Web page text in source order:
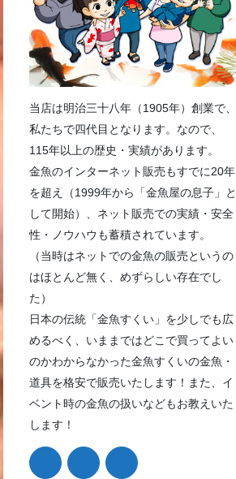
当店は明治三十八年（1905年）創業で、
私たちで四代目となります。なので、
115年以上の歴史・実績があります。
金魚のインターネット販売もすでに20年
を超え（1999年から「金魚屋の息子」と
して開始）、ネット販売での実績・安全
性・ノウハウも蓄積されています。
（当時はネットでの金魚の販売というの
はほとんど無く、めずらしい存在でし
た）
日本の伝統「金魚すくい」を少しでも広
めるべく、いままではどこで買ってよい
のかわからなかった金魚すくいの金魚・
道具を格安で販売いたします！また、イ
ベント時の金魚の扱いなどもお教えいた
します！